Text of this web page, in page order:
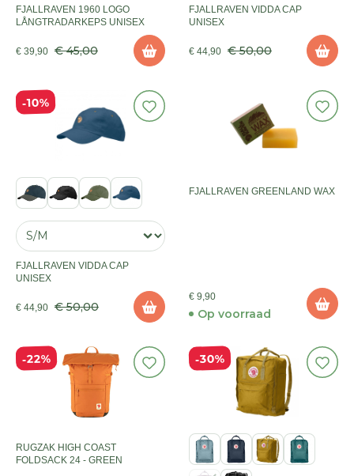
FJALLRAVEN 1960 LOGO
LÅNGTRADARKEPS UNISEX
€ 39,90 € 45,00
FJALLRAVEN VIDDA CAP
UNISEX
€ 44,90 € 50,00
10%
FJALLRAVEN VIDDA CAP
UNISEX
€ 44,90 € 50,00
FJALLRAVEN GREENLAND WAX
€ 9,90
Op voorraad
22%
RUGZAK HIGH COAST
FOLDSACK 24 - GREEN
30%